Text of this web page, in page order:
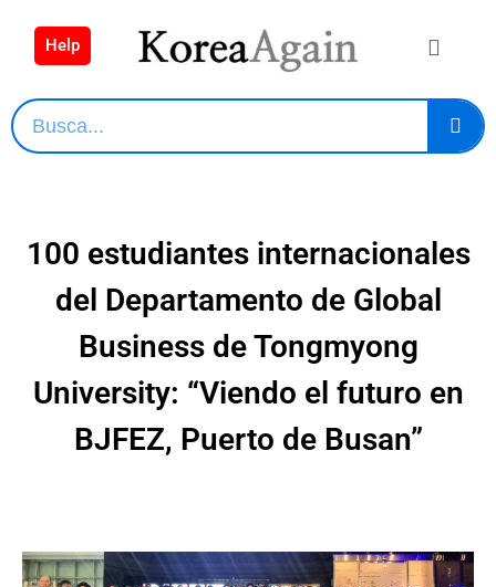
Help
100 estudiantes internacionales
del Departamento de Global
Business de Tongmyong
University: “Viendo el futuro en
BJFEZ, Puerto de Busan”